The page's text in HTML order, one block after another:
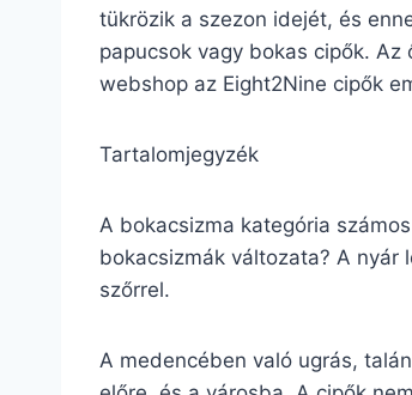
tükrözik a szezon idejét, és
papucsok vagy bokas cipők.
webshop az Eight2Nine cipők
Tartalomjegyzék
A bokacsizma kategória
bokacsizmák változata? A nyár
szőrrel.
A medencében való ugrás,